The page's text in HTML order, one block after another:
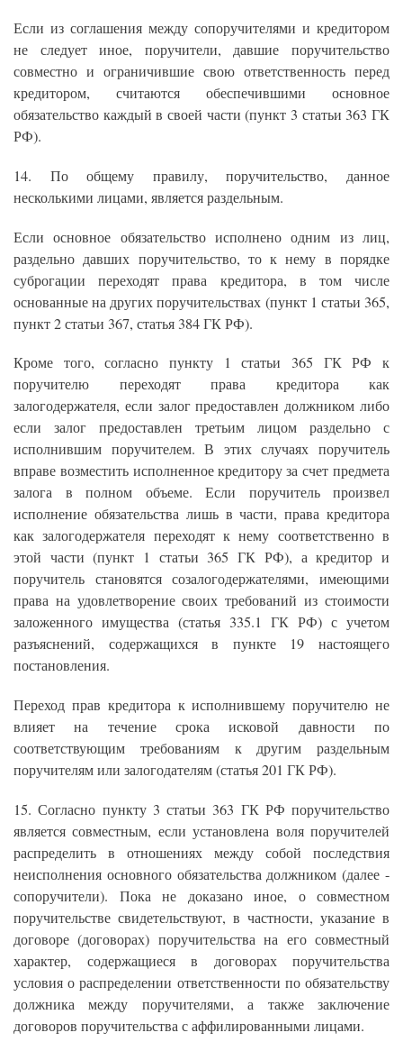
Если из соглашения между сопоручителями и кредитором
не следует иное, поручители, давшие поручительство
совместно и ограничившие свою ответственность перед
кредитором, считаются обеспечившими основное
обязательство каждый в своей части (пункт 3 статьи 363 ГК
РФ).
14. По общему правилу, поручительство, данное
несколькими лицами, является раздельным.
Если основное обязательство исполнено одним из лиц,
раздельно давших поручительство, то к нему в порядке
суброгации переходят права кредитора, в том числе
основанные на других поручительствах (пункт 1 статьи 365,
пункт 2 статьи 367, статья 384 ГК РФ).
Кроме того, согласно пункту 1 статьи 365 ГК РФ к
поручителю переходят права кредитора как
залогодержателя, если залог предоставлен должником либо
если залог предоставлен третьим лицом раздельно с
исполнившим поручителем. В этих случаях поручитель
вправе возместить исполненное кредитору за счет предмета
залога в полном объеме. Если поручитель произвел
исполнение обязательства лишь в части, права кредитора
как залогодержателя переходят к нему соответственно в
этой части (пункт 1 статьи 365 ГК РФ), а кредитор и
поручитель становятся созалогодержателями, имеющими
права на удовлетворение своих требований из стоимости
заложенного имущества (статья 335.1 ГК РФ) с учетом
разъяснений, содержащихся в пункте 19 настоящего
постановления.
Переход прав кредитора к исполнившему поручителю не
влияет на течение срока исковой давности по
соответствующим требованиям к другим раздельным
поручителям или залогодателям (статья 201 ГК РФ).
15. Согласно пункту 3 статьи 363 ГК РФ поручительство
является совместным, если установлена воля поручителей
распределить в отношениях между собой последствия
неисполнения основного обязательства должником (далее -
сопоручители). Пока не доказано иное, о совместном
поручительстве свидетельствуют, в частности, указание в
договоре (договорах) поручительства на его совместный
характер, содержащиеся в договорах поручительства
условия о распределении ответственности по обязательству
должника между поручителями, а также заключение
договоров поручительства с аффилированными лицами.